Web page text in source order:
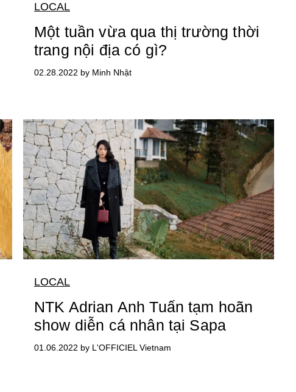
LOCAL
Một tuần vừa qua thị trường thời
trang nội địa có gì?
02.28.2022 by Minh Nhật
LOCAL
NTK Adrian Anh Tuấn tạm hoãn
show diễn cá nhân tại Sapa
01.06.2022 by L'OFFICIEL Vietnam